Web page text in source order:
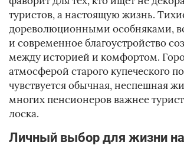
туристов, а настоящую жизнь.
дореволюционными особняками,
и современное благоустройство
между историей и комфортом.
атмосферой старого купеческого
чувствуется обычная, неспешная
многих пенсионеров важнее
лоска.
Личный выбор для жизни